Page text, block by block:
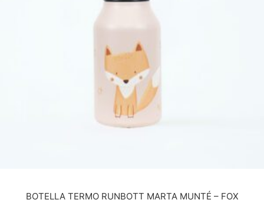
BOTELLA TERMO RUNBOTT MARTA MUNTÉ – FOX